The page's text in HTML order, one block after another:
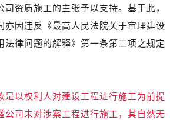
资质施工的主张予以支持。基于此，
亦因违反《最高人民法院关于审理建设
法律问题的解释》第一条第二项之规定
是以权利人对建设工程进行施工为前提
公司未对涉案工程进行施工，其自然无